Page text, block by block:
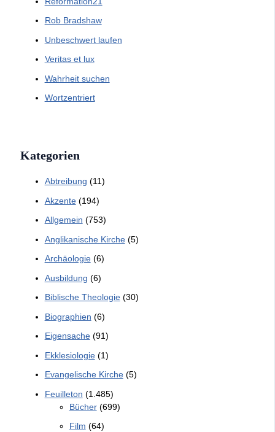
Rob Bradshaw
Unbeschwert laufen
Veritas et lux
Wahrheit suchen
Wortzentriert
Kategorien
Abtreibung (11)
Akzente(194)
Allgemein (753)
Anglikanische Kirche(5)
Archäologie(6)
Ausbildung (6)
Biblische Theologie(30)
Biographien (6)
Eigensache(91)
Ekklesiologie(1)
Evangelische Kirche(5)
Feuilleton (1.485)
Bücher(699)
Film (64)